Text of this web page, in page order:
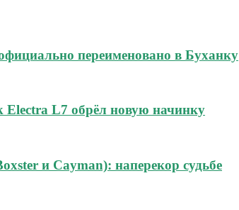
переименовано в Буханку
Electra L7 обрёл новую начинку
и Cayman): наперекор судьбе